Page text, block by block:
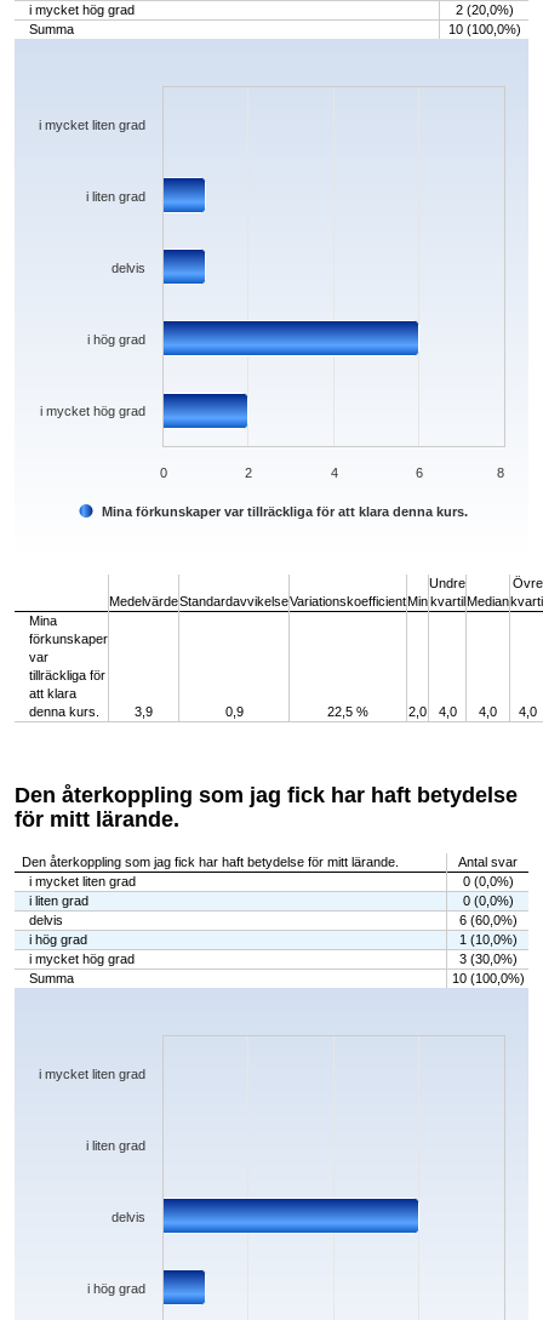
i mycket hög grad
2 (20,0%)
Summa
10 (100,0%)
Chart
The chart has 1 X axis displaying categories.
Mina förkunskaper var tillräckliga för att klara denna kurs.
i mycket hög grad
i hög grad
delvis
i liten grad
i mycket liten grad
0 2 4 6 8
MedelvärdeStandardavvikelseVariationskoefficientMin
Undre
kvartilMedian
Övre
Mina
förkunskaper
var
tillräckliga för
att klara
denna kurs.
3,9 0,9 22,5 % 2,0 4,0 4,0 4,0
Den återkoppling som jag fick har haft betydelse
för mitt lärande.
Den återkoppling som jag fick har haft betydelse för mitt lärande.
Antal svar
i mycket liten grad
0 (0,0%)
i liten grad
0 (0,0%)
delvis
6 (60,0%)
i hög grad
1 (10,0%)
i mycket hög grad
3 (30,0%)
Summa
10 (100,0%)
Chart
The chart has 1 X axis displaying categories.
i hög grad
delvis
i liten grad
i mycket liten grad